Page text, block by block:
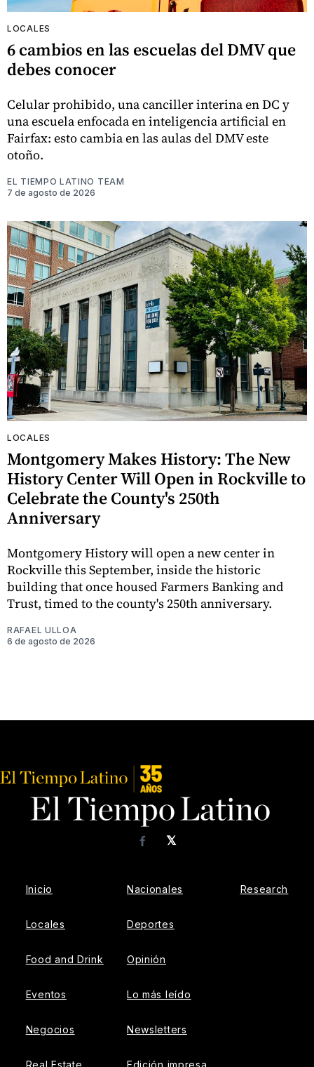
LOCALES
6 cambios en las escuelas del DMV que
debes conocer
Celular prohibido, una canciller interina en DC y
una escuela enfocada en inteligencia artificial en
Fairfax: esto cambia en las aulas del DMV este
otoño.
EL TIEMPO LATINO TEAM
7 de agosto de 2026
LOCALES
Montgomery Makes History: The New
History Center Will Open in Rockville to
Celebrate the County's 250th
Anniversary
Montgomery History will open a new center in
Rockville this September, inside the historic
building that once housed Farmers Banking and
Trust, timed to the county's 250th anniversary.
RAFAEL ULLOA
6 de agosto de 2026
𝕏
Facebook
Inicio
Locales
Food and Drink
Eventos
Negocios
Real Estate
Nacionales
Deportes
Opinión
Lo más leído
Newsletters
Edición impresa
Research